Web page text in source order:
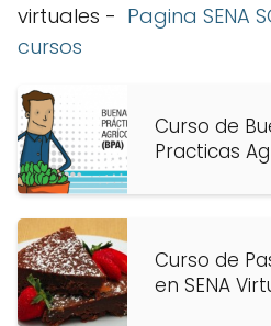
virtuales - Pagina SENA
cursos
Curso de
Practicas
Curso de
en SENA